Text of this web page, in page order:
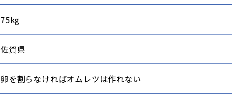
75kg
佐賀県
卵を割らなければオムレツは作れない